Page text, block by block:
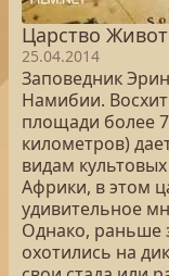
Царство
25.04.2014
Заповедник
Намибии.
площади более
километров)
видам
Африки, в этом
удивительное
Однако, раньше
охотились на